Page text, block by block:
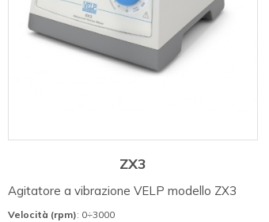
ZX3
Agitatore a vibrazione VELP modello ZX3
Velocità (rpm): 0÷3000